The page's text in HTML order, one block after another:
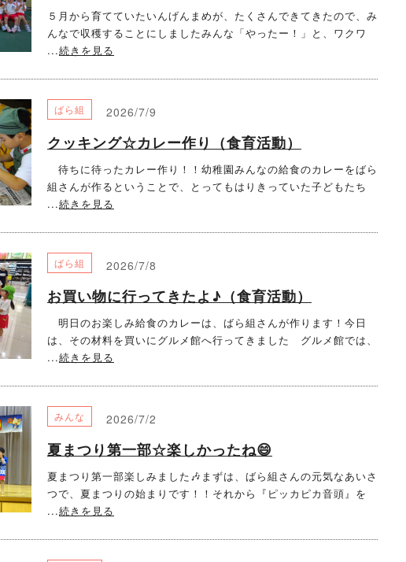
５月から育てていたいんげんまめが、たくさんできてきたので、み
んなで収穫することにしましたみんな「やったー！」と、ワクワ
...続きを見る
ばら組 2026/7/9
クッキング☆カレー作り（食育活動）
待ちに待ったカレー作り！！幼稚園みんなの給食のカレーをばら
組さんが作るということで、とってもはりきっていた子どもたち
...続きを見る
ばら組 2026/7/8
お買い物に行ってきたよ♪（食育活動）
明日のお楽しみ給食のカレーは、ばら組さんが作ります！今日
は、その材料を買いにグルメ館へ行ってきました グルメ館では、
...続きを見る
みんな 2026/7/2
夏まつり第一部☆楽しかったね😄
夏まつり第一部楽しみました🎶まずは、ばら組さんの元気なあいさ
つで、夏まつりの始まりです！！それから『ピッカピカ音頭』を
...続きを見る